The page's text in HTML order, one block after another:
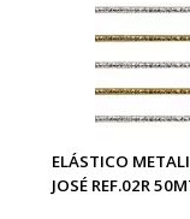
ELÁSTICO
JOSÉ REF.02R